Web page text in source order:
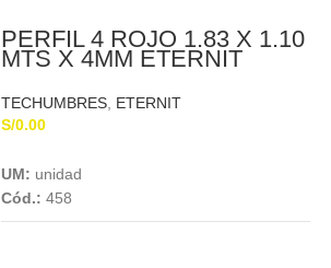
PERFIL 4 ROJO 1.83 X 1.10
MTS X 4MM ETERNIT
TECHUMBRES ETERNIT
S/0.00
UM: unidad
Cód.: 458